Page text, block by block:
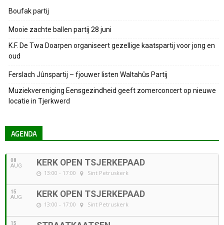
Boufak partij
Mooie zachte ballen partij 28 juni
K.F. De Twa Doarpen organiseert gezellige kaatspartij voor jong en
oud
Ferslach Jûnspartij – fjouwer listen Waltahûs Partij
Muziekvereniging Eensgezindheid geeft zomerconcert op nieuwe
locatie in Tjerkwerd
AGENDA
08
AUG KERK OPEN TSJERKEPAAD
13:00 - 17:00 Sint Petruskerk
15
AUG KERK OPEN TSJERKEPAAD
13:00 - 17:00 Sint Petruskerk
15